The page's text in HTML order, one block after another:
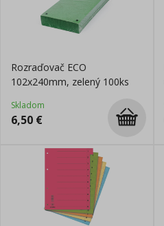
Rozraďovač ECO
102x240mm, zelený 100ks
Skladom
6,50 €